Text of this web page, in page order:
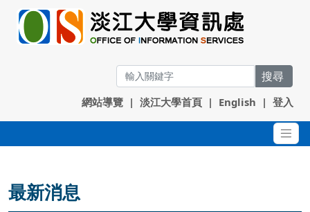
搜尋
網站導覽 | 淡江大學首頁 | English | 登入
最新消息